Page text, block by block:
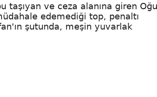
taşıyan ve ceza alanına giren
edemediği top, penaltı
şutunda, meşin yuvarlak